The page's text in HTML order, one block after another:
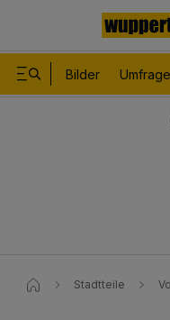
Bilder Umfrage
Stadtteile